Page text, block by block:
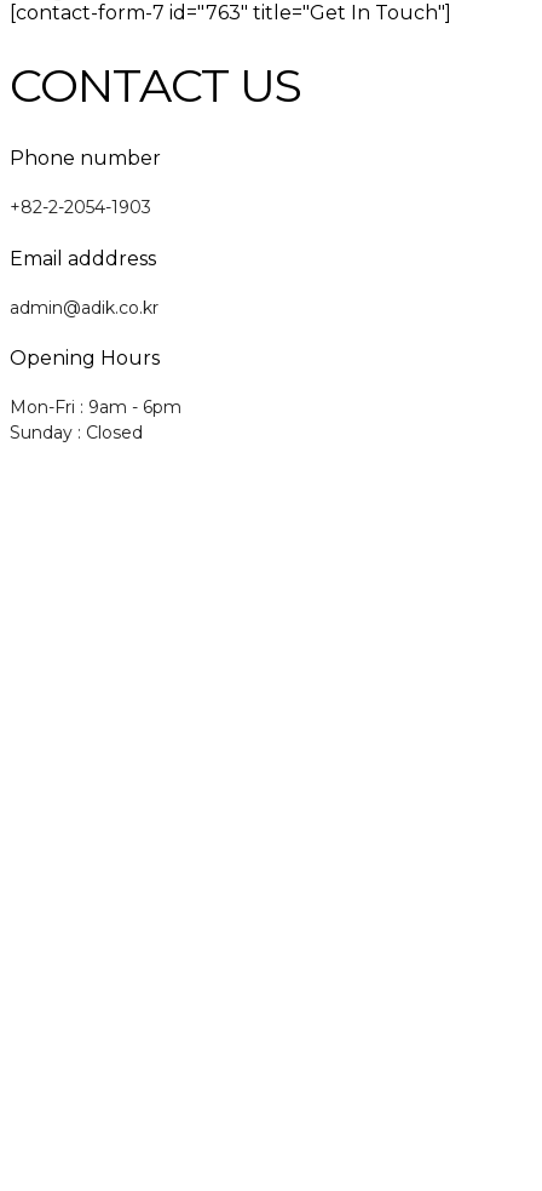
[contact-form-7 id="763" title="Get In Touch"]
CONTACT US
Phone number
+82-2-2054-1903
Email adddress
admin@adik.co.kr
Opening Hours
Mon-Fri : 9am - 6pm
Sunday : Closed